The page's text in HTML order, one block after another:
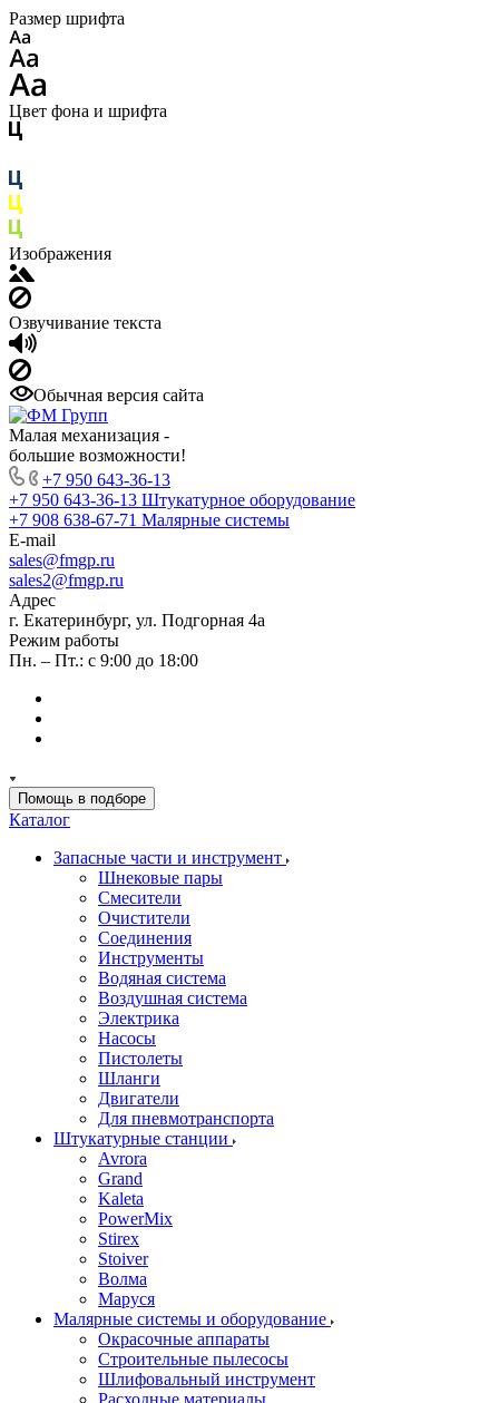
Размер шрифта
Цвет фона и шрифта
Изображения
Озвучивание текста
Обычная версия сайта
Малая механизация -
большие возможности!
+7 950 643-36-13
+7 950 643-36-13 Штукатурное оборудование
+7 908 638-67-71 Малярные системы
E-mail
sales@fmgp.ru
sales2@fmgp.ru
Адрес
г. Екатеринбург, ул. Подгорная 4а
Режим работы
Пн. – Пт.: с 9:00 до 18:00
Помощь в подборе
Каталог
Запасные части и инструмент
Шнековые пары
Смесители
Очистители
Соединения
Инструменты
Водяная система
Воздушная система
Электрика
Насосы
Пистолеты
Шланги
Двигатели
Для пневмотранспорта
Штукатурные станции
Avrora
Grand
Kaleta
PowerMix
Stirex
Stoiver
Волма
Маруся
Малярные системы и оборудование
Окрасочные аппараты
Строительные пылесосы
Шлифовальный инструмент
Расходные материалы